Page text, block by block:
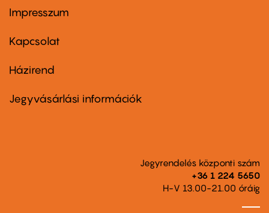
Footer
first
Impresszum
Kapcsolat
Footer
second
Házirend
Jegyvásárlási információk
Jegyrendelés központi szám
+36 1 224 5650
H-V 13.00-21.00 óráig